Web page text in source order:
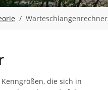
Warteschlangenrechner
die sich in